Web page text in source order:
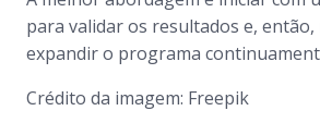
para validar os resultados e,
expandir o programa
Crédito da imagem: Freepik